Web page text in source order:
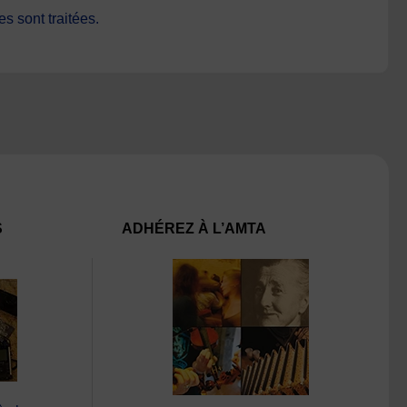
sont traitées.
ADHÉREZ À L’AMTA